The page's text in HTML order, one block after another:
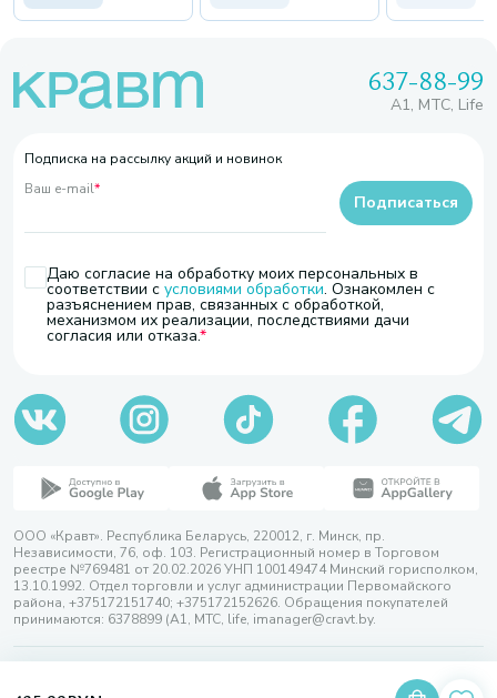
637-88-99
A1, МТС, Life
Подписка на рассылку акций и новинок
Ваш e-mail*
Даю согласие на обработку моих персональных в
соответствии с условиями обработки. Ознакомлен с
разъяснением прав, связанных с обработкой,
механизмом их реализации, последствиями дачи
согласия или отказа.
Подписаться
ООО «Кравт». Республика Беларусь, 220012, г. Минск, пр.
Независимости, 76, оф. 103. Регистрационный номер в Торговом
реестре №769481 от 20.02.2026 УНП 100149474 Минский горисполком,
13.10.1992. Отдел торговли и услуг администрации Первомайского
района, +375172151740; +375172152626. Обращения покупателей
принимаются: 6378899 (А1, МТС, life, imanager@cravt.by.